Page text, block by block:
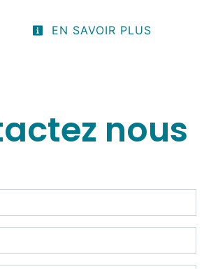
EN SAVOIR PLUS
nous